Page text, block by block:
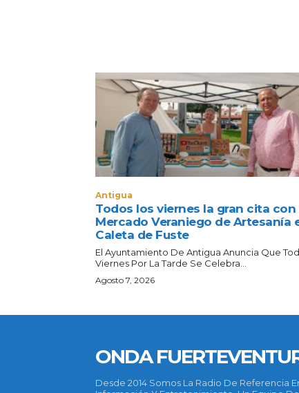
Antigua
Todos los viernes la gran cita con
Mercado Veraniego de Artesanía
Caleta de Fuste
El Ayuntamiento De Antigua Anuncia Que
Viernes Por La Tarde Se Celebra...
Agosto 7, 2026
ONDA
Desde 2014 Somos La Radio De Referencia